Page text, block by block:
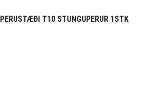
PERUSTÆÐI T10 STUNGUPERUR 1STK